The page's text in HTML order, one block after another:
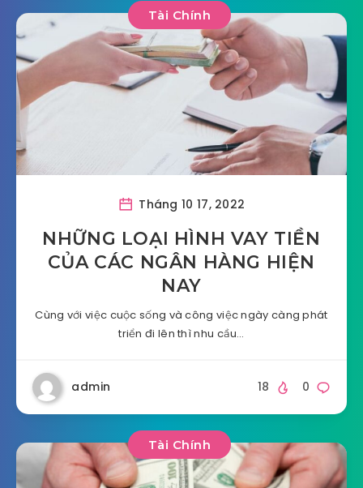
Tài Chính
Tháng 10 17, 2022
NHỮNG LOẠI HÌNH VAY TIỀN
CỦA CÁC NGÂN HÀNG HIỆN
NAY
Cùng với việc cuộc sống và công việc ngày càng phát
triển đi lên thì nhu cầu…
admin 0
18
Tài Chính